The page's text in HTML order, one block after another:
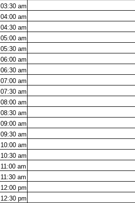
03:30 am
04:00 am
04:30 am
05:00 am
05:30 am
06:00 am
06:30 am
07:00 am
07:30 am
08:00 am
08:30 am
09:00 am
09:30 am
10:00 am
10:30 am
11:00 am
11:30 am
12:00 pm
12:30 pm